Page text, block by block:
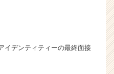
イデンティティーの最終面接